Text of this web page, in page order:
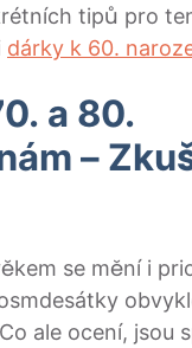
tipů pro
dárky k 60.
a 80.
–
se mění i
ale ocení, jsou